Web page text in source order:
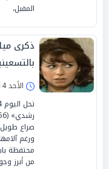
المقبل،
ذكرى
الأحد 14/سبتمبر/2025 - 10:16 ص
صراع
ورغم
محتفظة
من أبرز